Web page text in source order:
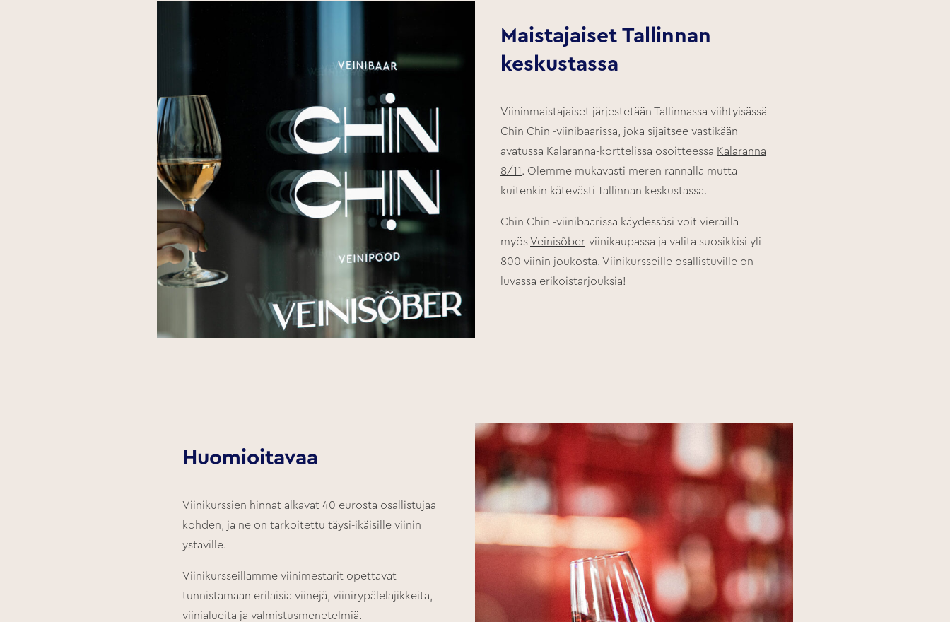
Maistajaiset Tallinnan
keskustassa
Viininmaistajaiset järjestetään Tallinnassa viihtyisässä
Chin Chin -viinibaarissa, joka sijaitsee vastikään
avatussa Kalaranna-korttelissa osoitteessa Kalaranna
8/11 . Olemme mukavasti meren rannalla mutta
kuitenkin kätevästi Tallinnan keskustassa.
Chin Chin -viinibaarissa käydessäsi voit vierailla
myösVeinisõber-viinikaupassa ja valita suosikkisi yli
800 viinin joukosta. Viinikursseille osallistuville on
luvassa erikoistarjouksia!
Huomioitavaa
Viinikurssien hinnat alkavat 40 eurosta osallistujaa
kohden, ja ne on tarkoitettu täysi-ikäisille viinin
ystäville.
Viinikursseillamme viinimestarit opettavat
tunnistamaan erilaisia viinejä, viinirypälelajikkeita,
viinialueita ja valmistusmenetelmiä.